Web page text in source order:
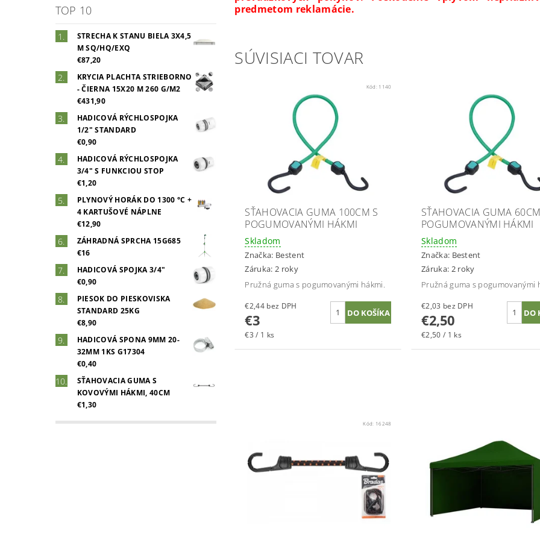
TOP 10
STRECHA K STANU BIELA 3X4,5
M SQ/HQ/EXQ
€87,20
KRYCIA PLACHTA STRIEBORNO
- ČIERNA 15X20 M 260 G/M2
€431,90
HADICOVÁ RÝCHLOSPOJKA
1/2" STANDARD
€0,90
HADICOVÁ RÝCHLOSPOJKA
3/4" S FUNKCIOU STOP
€1,20
PLYNOVÝ HORÁK DO 1300 °C +
4 KARTUŠOVÉ NÁPLNE
€12,90
ZÁHRADNÁ SPRCHA 15G685
€16
HADICOVÁ SPOJKA 3/4"
€0,90
PIESOK DO PIESKOVISKA
STANDARD 25KG
€8,90
HADICOVÁ SPONA 9MM 20-
32MM 1KS G17304
€0,40
SŤAHOVACIA GUMA S
KOVOVÝMI HÁKMI, 40CM
€1,30
predmetom reklamácie.
SÚVISIACI TOVAR
Kód: 1140
SŤAHOVACIA GUMA 100CM S
POGUMOVANÝMI HÁKMI
Skladom
Značka: Bestent
Záruka: 2 roky
Pružná guma s pogumovanými hákmi.
€2,44 bez DPH
€3
€3 / 1 ks
SŤAHOVACIA GUMA
POGUMOVANÝMI HÁKMI
Skladom
Značka: Bestent
Záruka: 2 roky
Pružná guma s pogumovanými
€2,03 bez DPH
€2,50
€2,50 / 1 ks
Kód: 16248